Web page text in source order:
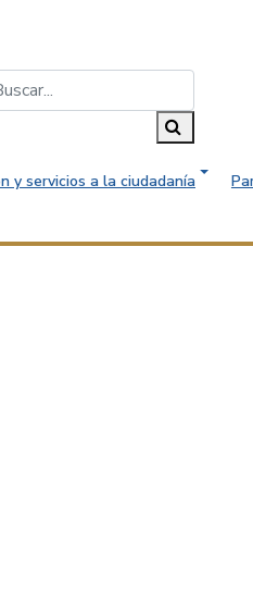
y servicios a la ciudadanía